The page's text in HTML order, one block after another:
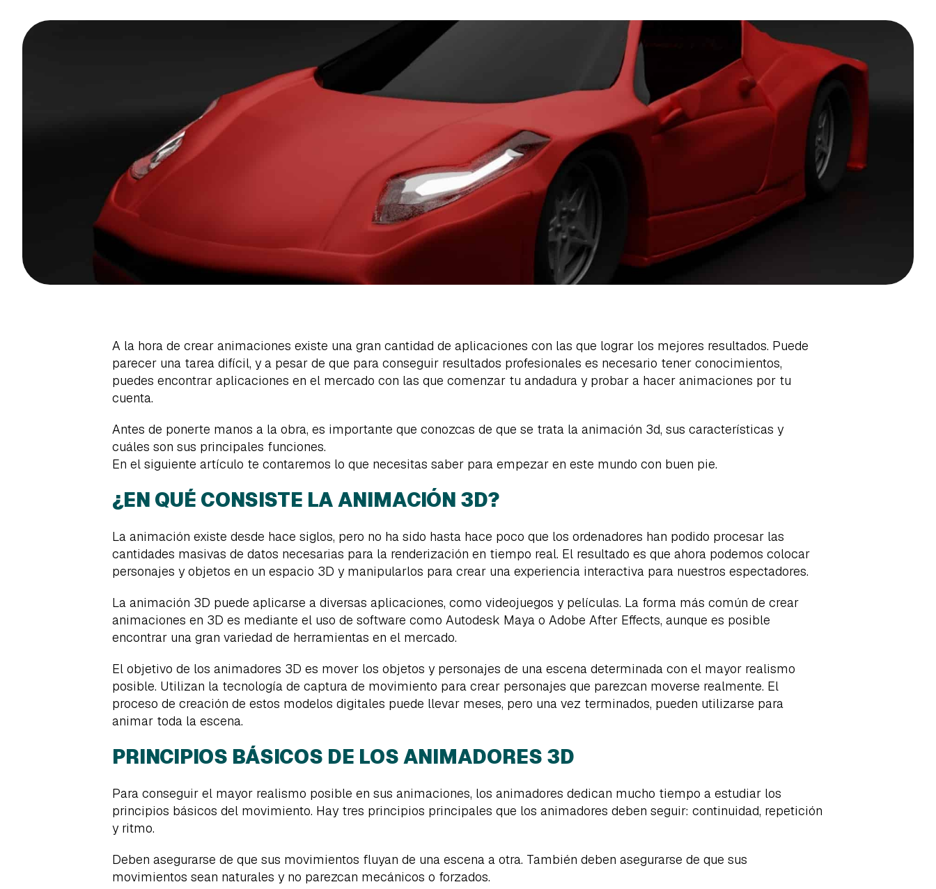
A la hora de crear animaciones existe una gran cantidad de aplicaciones con las que lograr los mejores resultados. Puede
parecer una tarea difícil, y a pesar de que para conseguir resultados profesionales es necesario tener conocimientos,
puedes encontrar aplicaciones en el mercado con las que comenzar tu andadura y probar a hacer animaciones por tu
cuenta.
Antes de ponerte manos a la obra, es importante que conozcas de que se trata la animación 3d, sus características y
cuáles son sus principales funciones.
En el siguiente artículo te contaremos lo que necesitas saber para empezar en este mundo con buen pie.
¿EN QUÉ CONSISTE LA ANIMACIÓN 3D?
La animación existe desde hace siglos, pero no ha sido hasta hace poco que los ordenadores han podido procesar las
cantidades masivas de datos necesarias para la renderización en tiempo real. El resultado es que ahora podemos colocar
personajes y objetos en un espacio 3D y manipularlos para crear una experiencia interactiva para nuestros espectadores.
La animación 3D puede aplicarse a diversas aplicaciones, como videojuegos y películas. La forma más común de crear
animaciones en 3D es mediante el uso de software como Autodesk Maya o Adobe After Effects, aunque es posible
encontrar una gran variedad de herramientas en el mercado.
El objetivo de los animadores 3D es mover los objetos y personajes de una escena determinada con el mayor realismo
posible. Utilizan la tecnología de captura de movimiento para crear personajes que parezcan moverse realmente. El
proceso de creación de estos modelos digitales puede llevar meses, pero una vez terminados, pueden utilizarse para
animar toda la escena.
PRINCIPIOS BÁSICOS DE LOS ANIMADORES 3D
Para conseguir el mayor realismo posible en sus animaciones, los animadores dedican mucho tiempo a estudiar los
principios básicos del movimiento. Hay tres principios principales que los animadores deben seguir: continuidad, repetición
y ritmo.
Deben asegurarse de que sus movimientos fluyan de una escena a otra. También deben asegurarse de que sus
movimientos sean naturales y no parezcan mecánicos o forzados.